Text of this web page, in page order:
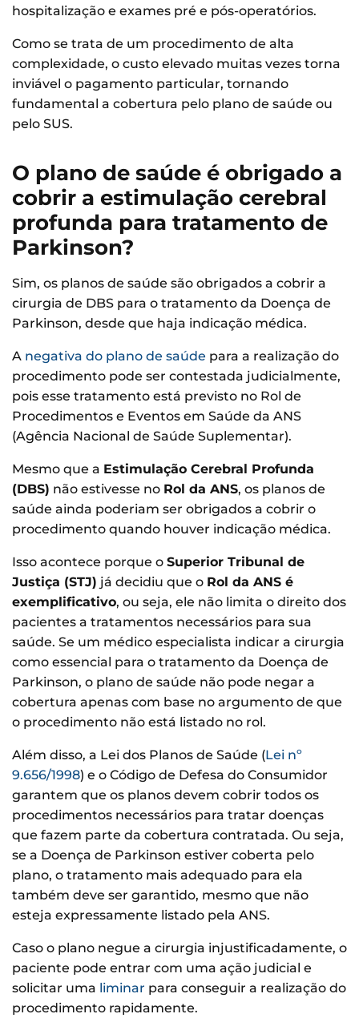
hospitalização e exames pré e pós-operatórios.
Como se trata de um procedimento de alta
complexidade, o custo elevado muitas vezes torna
inviável o pagamento particular, tornando
fundamental a cobertura pelo plano de saúde ou
pelo SUS.
O plano de saúde é obrigado a
cobrir a estimulação cerebral
profunda para tratamento de
Parkinson?
Sim, os planos de saúde são obrigados a cobrir a
cirurgia de DBS para o tratamento da Doença de
Parkinson, desde que haja indicação médica.
A negativa do plano de saúde para a realização do
procedimento pode ser contestada judicialmente,
pois esse tratamento está previsto no Rol de
Procedimentos e Eventos em Saúde da ANS
(Agência Nacional de Saúde Suplementar).
Mesmo que a Estimulação Cerebral Profunda
(DBS) não estivesse no Rol da ANS, os planos de
saúde ainda poderiam ser obrigados a cobrir o
procedimento quando houver indicação médica.
Isso acontece porque o Superior Tribunal de
Justiça (STJ) já decidiu que o Rol da ANS é
exemplificativo, ou seja, ele não limita o direito dos
pacientes a tratamentos necessários para sua
saúde. Se um médico especialista indicar a cirurgia
como essencial para o tratamento da Doença de
Parkinson, o plano de saúde não pode negar a
cobertura apenas com base no argumento de que
o procedimento não está listado no rol.
Além disso, a Lei dos Planos de Saúde (Lei nº
9.656/1998) e o Código de Defesa do Consumidor
garantem que os planos devem cobrir todos os
procedimentos necessários para tratar doenças
que fazem parte da cobertura contratada. Ou seja,
se a Doença de Parkinson estiver coberta pelo
plano, o tratamento mais adequado para ela
também deve ser garantido, mesmo que não
esteja expressamente listado pela ANS.
Caso o plano negue a cirurgia injustificadamente, o
paciente pode entrar com uma ação judicial e
solicitar uma liminar para conseguir a realização do
procedimento rapidamente.